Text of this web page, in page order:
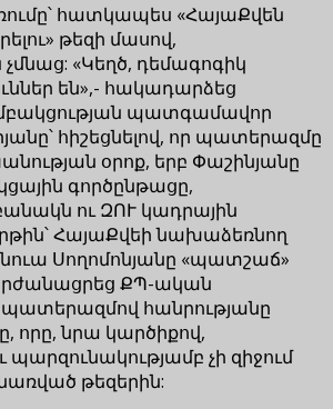
հատկապես «ՀայաՔվեն
թեզի մասով,
«Կեղծ, դեմագոգիկ
են»,- հակադարձեց
պատգամավոր
հիշեցնելով, որ պատերազմը
օրոք, երբ Փաշինյանը
գործընթացը,
ու ԶՈՒ կադրային
ՀայաՔվեի նախաձեռնող
Սողոմոնյանը «պատշաճ»
ՔՊ-ական
հանրությանը
որը, նրա կարծիքով,
պարզունակությամբ չի զիջում
թեզերին: